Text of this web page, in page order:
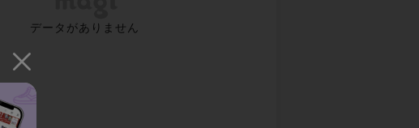
データがありません